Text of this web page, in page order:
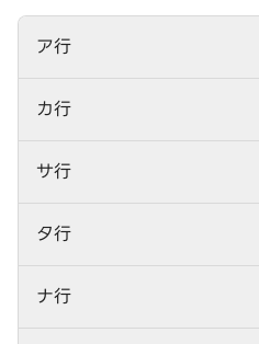
ア行
カ行
サ行
タ行
ナ行